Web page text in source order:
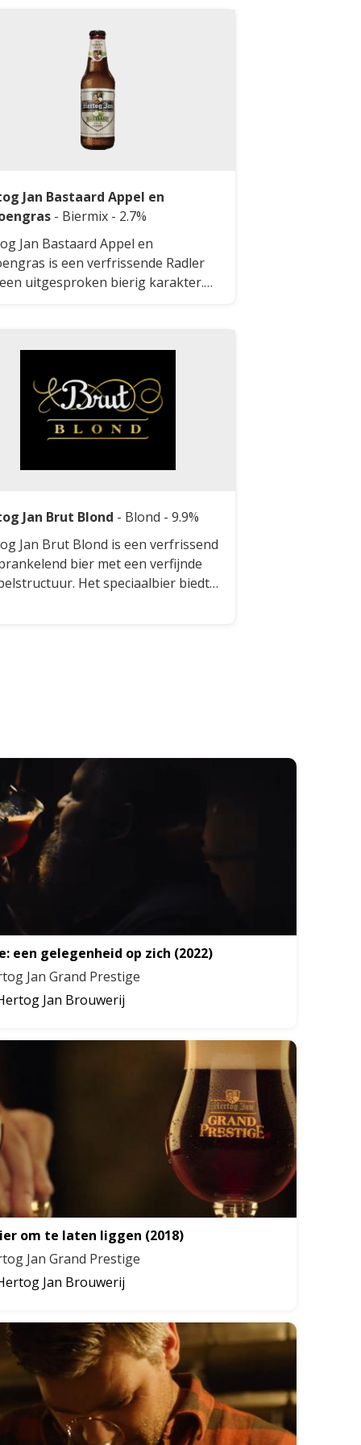
Jan Bastaard Appel en
- Biermix - 2.7%
Jan Bastaard Appel en
is een verfrissende Radler
uitgesproken bierig karakter.
Jan Brut Blond - Blond - 9.9%
Jan Brut Blond is een verfrissend
bier met een verfijnde
Het speciaalbier biedt
een gelegenheid op zich (2022)
Jan Grand Prestige
Jan Brouwerij
om te laten liggen (2018)
Jan Grand Prestige
Jan Brouwerij